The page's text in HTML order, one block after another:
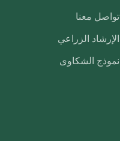
تواصل معنا
الإرشاد الزراعي
نموذج الشكاوى